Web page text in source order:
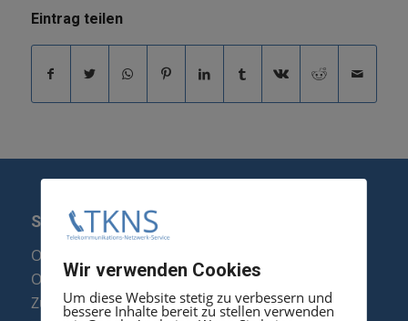
Eintrag teilen
SERVICE
Optipoint Display Reparatur
Octophon F Display Reparatur
Zubehör & Ersatzteile
Wir verwenden Cookies
Um diese Website stetig zu verbessern und
bessere Inhalte bereit zu stellen verwenden